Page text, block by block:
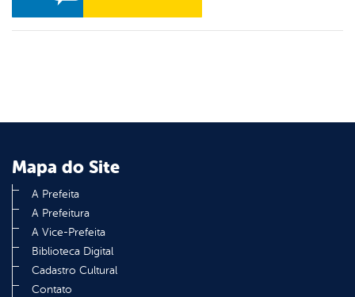
Mapa do Site
A Prefeita
A Prefeitura
A Vice-Prefeita
Biblioteca Digital
Cadastro Cultural
Contato